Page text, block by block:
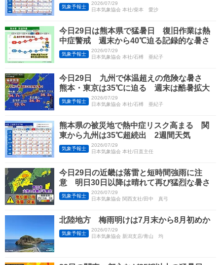
気象予報士
2026/07/29
日本気象協会 本社/柴本 愛沙
今日29日は熊本県で猛暑日 復旧作業は熱
中症警戒 週末から40℃迫る記録的な暑さ
気象予報士
2026/07/29
日本気象協会 本社/石榑 亜紀子
今日29日 九州で体温超えの危険な暑さ
熊本・東京は35℃に迫る 週末は酷暑拡大
気象予報士
2026/07/29
日本気象協会 本社/石榑 亜紀子
熊本県の被災地で熱中症リスク高まる 関
東から九州は35℃超続出 2週間天気
気象予報士
2026/07/29
日本気象協会 本社/日直主任
今日29日の近畿は落雷と短時間強雨に注
意 明日30日以降は晴れて再び猛烈な暑さ
気象予報士
2026/07/29
日本気象協会 関西支社/田中 真弓
北陸地方 梅雨明けは7月末から8月初めか
気象予報士
2026/07/29
日本気象協会 新潟支店/青山 均